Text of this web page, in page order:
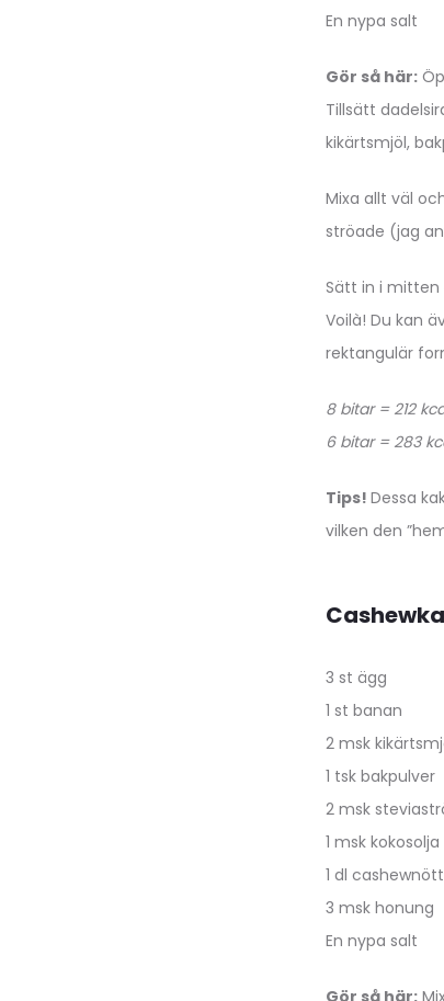
En nypa salt
Gör så här:
Tillsätt
kikärtsmjöl,
Mixa allt väl
ströade (jag
Sätt in i mitten
Voilà! Du kan
rektangulär
8 bitar = 212
6 bitar = 283
Tips! Dessa
vilken den
3 st ägg
1 st banan
2 msk
1 tsk bakpulver
2 msk
1 msk kokosolja
1 dl
3 msk honung
En nypa salt
Gör så här: